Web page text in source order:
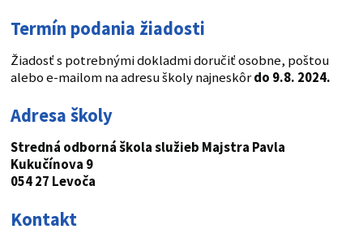
Termín podania žiadosti
Žiadosť s potrebnými dokladmi doručiť osobne, poštou
alebo e-mailom na adresu školy najneskôrdo 9.8. 2024.
Adresa školy
Stredná odborná škola služieb Majstra Pavla
Kukučínova 9
054 27 Levoča
Kontakt